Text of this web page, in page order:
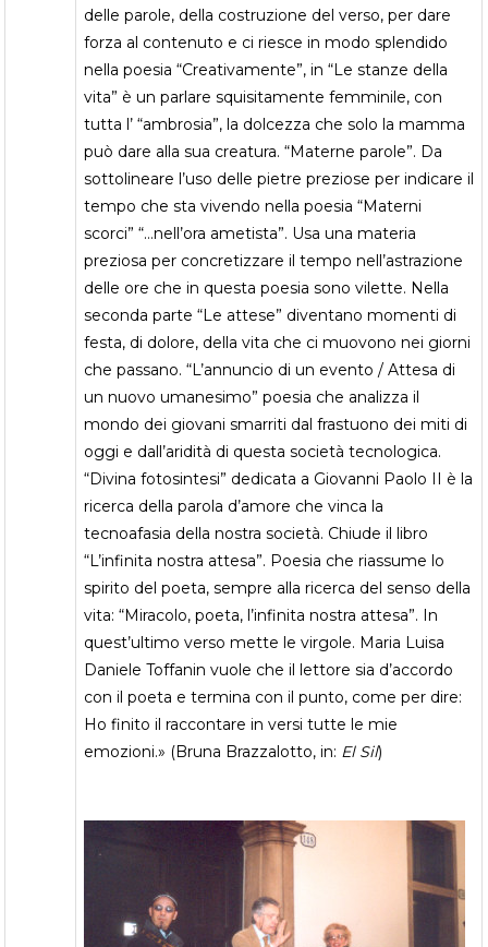
delle parole, della costruzione del verso, per dare
forza al contenuto e ci riesce in modo splendido
nella poesia “Creativamente”, in “Le stanze della
vita” è un parlare squisitamente femminile, con
tutta l’ “ambrosia”, la dolcezza che solo la mamma
può dare alla sua creatura. “Materne parole”. Da
sottolineare l’uso delle pietre preziose per indicare il
tempo che sta vivendo nella poesia “Materni
scorci” “…nell’ora ametista”. Usa una materia
preziosa per concretizzare il tempo nell’astrazione
delle ore che in questa poesia sono vilette. Nella
seconda parte “Le attese” diventano momenti di
festa, di dolore, della vita che ci muovono nei giorni
che passano. “L’annuncio di un evento / Attesa di
un nuovo umanesimo” poesia che analizza il
mondo dei giovani smarriti dal frastuono dei miti di
oggi e dall’aridità di questa società tecnologica.
“Divina fotosintesi” dedicata a Giovanni Paolo II è la
ricerca della parola d’amore che vinca la
tecnoafasia della nostra società. Chiude il libro
“L’infinita nostra attesa”. Poesia che riassume lo
spirito del poeta, sempre alla ricerca del senso della
vita: “Miracolo, poeta, l’infinita nostra attesa”. In
quest’ultimo verso mette le virgole. Maria Luisa
Daniele Toffanin vuole che il lettore sia d’accordo
con il poeta e termina con il punto, come per dire:
Ho finito il raccontare in versi tutte le mie
emozioni.» (Bruna Brazzalotto, in: El Sil)